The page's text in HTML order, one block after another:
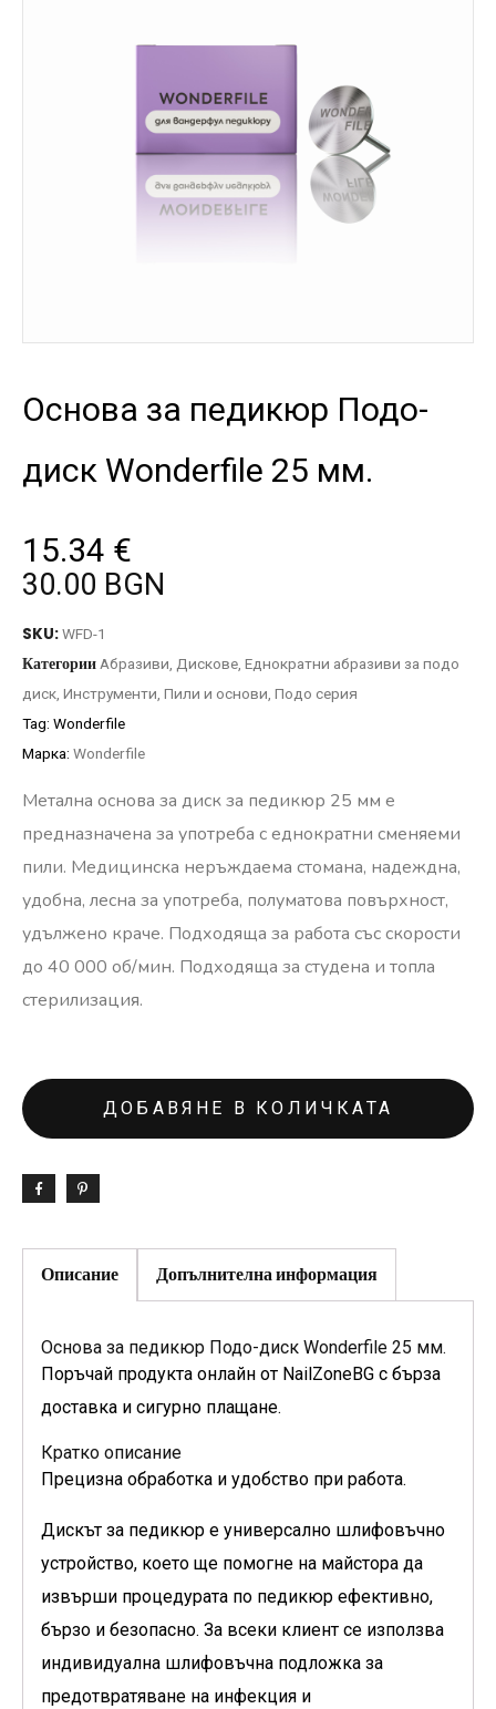
Основа за педикюр Подо-
диск Wonderfile 25 мм.
15.34 €
30.00 BGN
SKU:WFD-1
Категории Абразиви Дискове Еднократни абразиви за подо
диск Инструменти Пили и основи Подо серия
Tag: Wonderfile
Марка: Wonderfile
Метална основа за диск за педикюр 25 мм е
предназначена за употреба с еднократни сменяеми
пили. Медицинска неръждаема стомана, надеждна,
удобна, лесна за употреба, полуматова повърхност,
удължено краче. Подходяща за работа със скорости
до 40 000 об/мин. Подходяща за студена и топла
стерилизация.
ДОБАВЯНЕ В КОЛИЧКАТА
Описание Допълнителна информация
Основа за педикюр Подо-диск Wonderfile 25 мм.
Поръчай продукта онлайн от NailZoneBG с бърза
доставка и сигурно плащане.
Кратко описание
Прецизна обработка и удобство при работа.
Дискът за педикюр е универсално шлифовъчно
устройство, което ще помогне на майстора да
извърши процедурата по педикюр ефективно,
бързо и безопасно. За всеки клиент се използва
индивидуална шлифовъчна подложка за
предотвратяване на инфекция и